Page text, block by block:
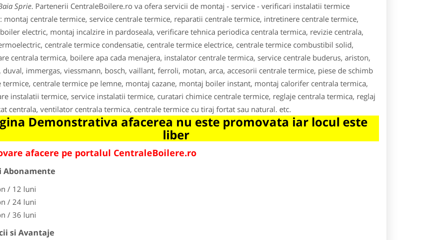
Sprie. Partenerii CentraleBoilere.ro va ofera servicii de montaj - service - verificari instalatii termice
montaj centrale termice, service centrale termice, reparatii centrale termice, intretinere centrale termice,
electric, montaj incalzire in pardoseala, verificare tehnica periodica centrala termica, revizie centrala,
centrale termice condensatie, centrale termice electrice, centrale termice combustibil solid,
centrala termica, boilere apa cada menajera, instalator centrale termica, service centrale buderus, ariston,
duval, immergas, viessmann, bosch, vaillant, ferroli, motan, arca, accesorii centrale termice, piese de schimb
termice, centrale termice pe lemne, montaj cazane, montaj boiler instant, montaj calorifer centrala termica,
instalatii termice, service instalatii termice, curatari chimice centrale termice, reglaje centrala termica, reglaj
centrala, ventilator centrala termica, centrale termice cu tiraj fortat sau natural. etc.
Demonstrativa afacerea nu este promovata iar locul este
liber
afacere pe portalul CentraleBoilere.ro
Abonamente
/ 12 luni
/ 24 luni
/ 36 luni
si Avantaje